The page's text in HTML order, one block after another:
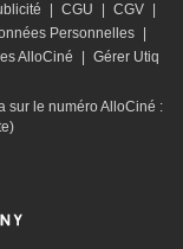
CGU CGV
Personnelles
AlloCiné
Gérer Utiq
sur le numéro AlloCiné :